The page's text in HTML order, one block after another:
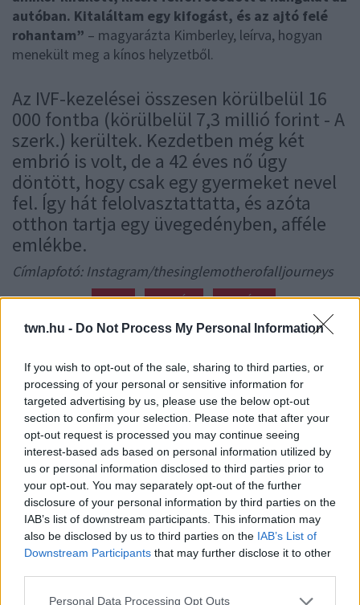
twn.hu - Do Not Process My Personal Information
If you wish to opt-out of the sale, sharing to third parties, or
processing of your personal or sensitive information for
targeted advertising by us, please use the below opt-out
section to confirm your selection. Please note that after your
opt-out request is processed you may continue seeing
interest-based ads based on personal information utilized by
us or personal information disclosed to third parties prior to
your opt-out. You may separately opt-out of the further
disclosure of your personal information by third parties on the
IAB’s list of downstream participants. This information may
also be disclosed by us to third parties on the IAB’s List of
Downstream Participants that may further disclose it to other
Please note that this website/app uses one or more Google
Personal Data Processing Opt Outs
autóban. Kitaláltam egy kifogást, és az ajtó felé
rohantam” – magyarázta Kimberley, leírva, hogyan
menekült meg a kínos helyzetből.
Az IVF-kezelései összesen körülbelül 16
000 fontba (körülbelül 7,3 millió forint - A
szerk.) kerültek. Kezdetben még két
embrió is volt, de a 42 éves nő úgy
döntött, hogy csak egy gyermeket nevel
fel. Így hát felolvasztattatta, és azóta
otthon tartja egy üvegedényben, afféle
emlékbe.
Címlapfotó: Instagram/thesinglemotherofalljourneys
SZEX CSALÁD KISLÁNY
24 ÓRA LEGFRISSEBB HÍREI
tegnap
EZÉRT PÁRÁSODIK BE
ÁLLANDÓAN AZ ABLAK – EGYSZERŰBB
A MEGOLDÁS, MINT GONDOLNÁD
Villámgyors megoldás
08. 04.
NEM ECETTEL ÉS NEM
SZÓDABIKARBÓNÁVAL: EZZEL LESZ
ÚJRA CSILLOGÓ A VÍZKÖVES CSAP
A legjobb trükk
ÉRZELMI INTELLIGENCIÁRA UTALHAT